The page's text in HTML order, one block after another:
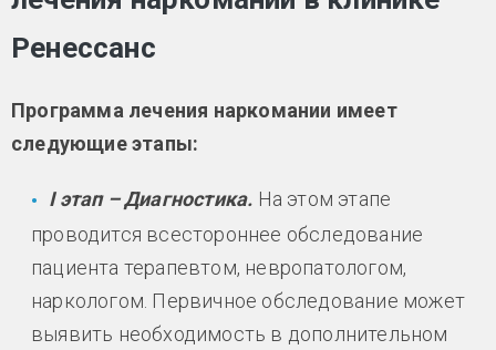
Ренессанс
Программа лечения наркомании имеет
следующие этапы:
I этап – Диагностика. На этом этапе
проводится всестороннее обследование
пациента терапевтом, невропатологом,
наркологом. Первичное обследование может
выявить необходимость в дополнительном